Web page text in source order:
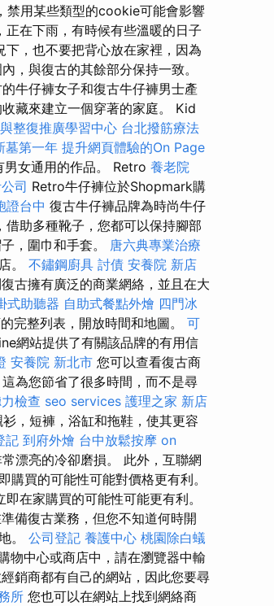
禁用某些類型的cookie可能會影響
正在下雨，有時候有些溫暖的日子
下，也不要把背心放在家裡，因為
，與復古的其餘部分保持一致。
牛仔褲女子和復古牛仔褲男士產
藏來建立一個穿著的家庭。 Kid
整復推廣學習中心 台北撥筋療法
墓第一年 提升網頁體驗的On Page
女通用的作品。 Retro 養老院
司 Retro牛仔褲位於Shopmark購
證台中 復古牛仔褲品牌為時尚牛仔
借助多種靴子，您都可以保持腳部
，圍巾和手套。 唐六典專業治療
。 不鏽鋼廚具 討債 安養院 新店
古擁有廣泛的商業網絡，並且在大
式助聽器 自助式餐點外燴 四門冰
完整列表，開放時間和地圖。 可
網站提供了有關該品牌的有用信
安養院 新北市 您可以查看復古商
為您節省了很多時間，而不是尋
檢查 seo services 護理之家 新店
，短褲，浴缸和拖鞋，使其更容
記 到府外燴 台中放鬆按摩 on
漂亮的冷卻磨損。 此外，互聯網
買的可能性可能對價格更有利。
在家購買的可能性可能更有利。
備復古業務，但您不知道何時開
。 公司登記 養護中心 桃園除白蟻
物中心或商店中，請在瀏覽器中輸
銷商都有自己的網站，因此您要尋
所 您也可以在網站上找到網絡商